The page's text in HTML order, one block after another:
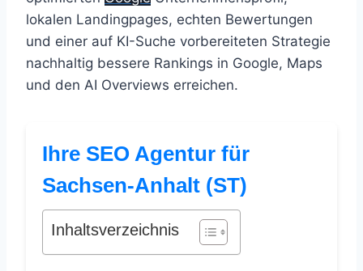
lokalen Landingpages, echten Bewertungen
und einer auf KI-Suche vorbereiteten Strategie
nachhaltig bessere Rankings in Google, Maps
und den AI Overviews erreichen.
Ihre SEO Agentur für
Sachsen-Anhalt (ST)
Inhaltsverzeichnis